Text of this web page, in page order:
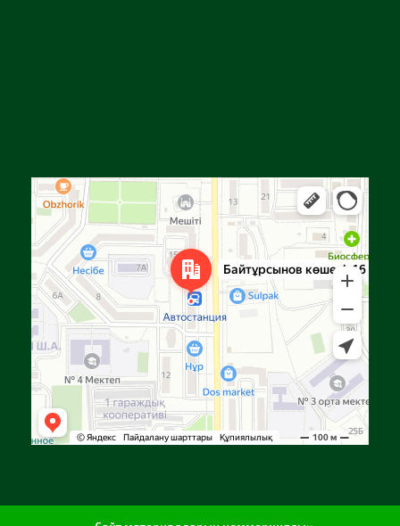
Яндекс Карталар — көлік, навигация, орындарды іздеу